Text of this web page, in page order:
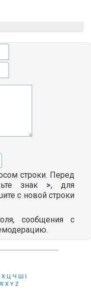
строки. Перед
знак >, для
с новой строки
сообщения с
Х Ц Ч Ш Щ
X Y Z